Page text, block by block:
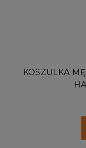
KOSZULKA